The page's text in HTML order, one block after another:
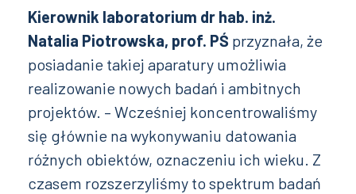
Kierownik laboratorium dr hab. inż.
Natalia Piotrowska, prof. PŚ przyznała, że
posiadanie takiej aparatury umożliwia
realizowanie nowych badań i ambitnych
projektów. – Wcześniej koncentrowaliśmy
się głównie na wykonywaniu datowania
różnych obiektów, oznaczeniu ich wieku. Z
czasem rozszerzyliśmy to spektrum badań